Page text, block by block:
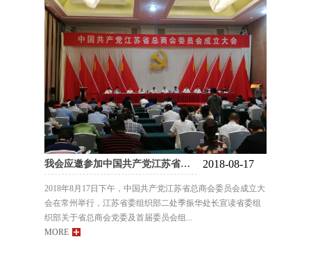
我会应邀参加中国共产党江苏省总商会委员会成立大会 2018-08-17
2018年8月17日下午，中国共产党江苏省总商会委员会成立大
会在常州举行，江苏省委组织部二处季振华处长宣读省委组
织部关于省总商会党委及首届委员会组...
MORE